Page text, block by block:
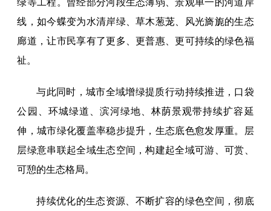
绿等工程。曾经部分河段生态薄弱、景观单一的河道岸
线，如今蝶变为水清岸绿、草木葱茏、风光旖旎的生态
廊道，让市民享有了更多、更普惠、更可持续的绿色福
祉。
与此同时，城市全域增绿提质行动持续推进，口袋
公园、环城绿道、滨河绿地、林荫景观带持续扩容延
伸，城市绿化覆盖率稳步提升，生态底色愈发厚重。层
层绿意串联起全域生态空间，构建起全域可游、可赏、
可憩的生态格局。
持续优化的生态资源、不断扩容的绿色空间，彻底